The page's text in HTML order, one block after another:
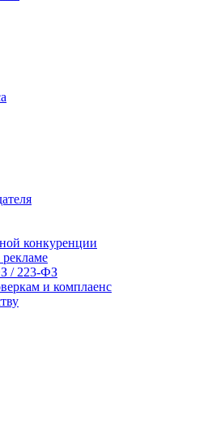
конкуренции
/ 223-ФЗ
и комплаенс